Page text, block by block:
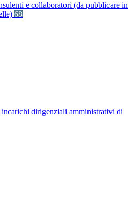
e collaboratori (da pubblicare in
68
dirigenziali amministrativi di